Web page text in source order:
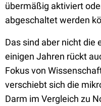
übermäßig aktiviert
abgeschaltet werden
Das sind aber nicht die
einigen Jahren rückt
Fokus von
verschiebt sich die
Darm im Vergleich zu